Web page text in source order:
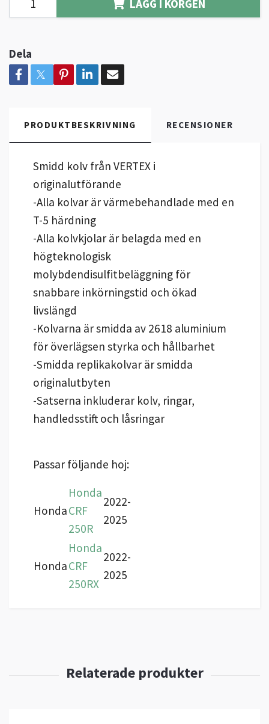
LÄGG I KORGEN
Dela
PRODUKTBESKRIVNING RECENSIONER
Smidd kolv från VERTEX i
originalutförande
-Alla kolvar är värmebehandlade med en
T-5 härdning
-Alla kolvkjolar är belagda med en
högteknologisk
molybdendisulfitbeläggning för
snabbare inkörningstid och ökad
livslängd
-Kolvarna är smidda av 2618 aluminium
för överlägsen styrka och hållbarhet
-Smidda replikakolvar är smidda
originalutbyten
-Satserna inkluderar kolv, ringar,
handledsstift och låsringar
Passar följande hoj:
Honda
Honda
CRF
250R
2022-
2025
Honda
Honda
CRF
250RX
2022-
2025